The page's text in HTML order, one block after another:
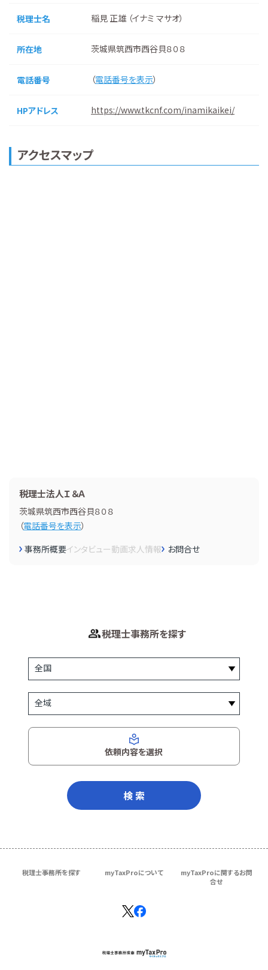
税理士名 稲見 正雄 （イナミ マサオ）
所在地 茨城県筑西市西谷貝８０８
電話番号 （電話番号を表示）
HPアドレス https://www.tkcnf.com/inamikaikei/
アクセスマップ
税理士法人Ｉ＆Ａ
茨城県筑西市西谷貝８０８
（電話番号を表示）
事務所概要インタビュー動画求人情報 お問合せ
税理士事務所を探す
依頼内容を選択
検 索
税理士事務所を探す myTaxProについて
myTaxProに関するお問
合せ